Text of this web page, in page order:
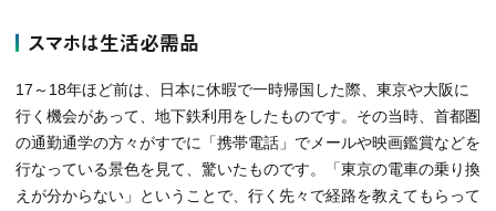
スマホは生活必需品
17～18年ほど前は、日本に休暇で一時帰国した際、東京や大阪に
行く機会があって、地下鉄利用をしたものです。その当時、首都圏
の通勤通学の方々がすでに「携帯電話」でメールや映画鑑賞などを
行なっている景色を見て、驚いたものです。「東京の電車の乗り換
えが分からない」ということで、行く先々で経路を教えてもらって